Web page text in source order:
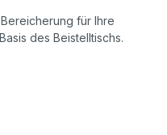
für Ihre
des Beistelltischs.